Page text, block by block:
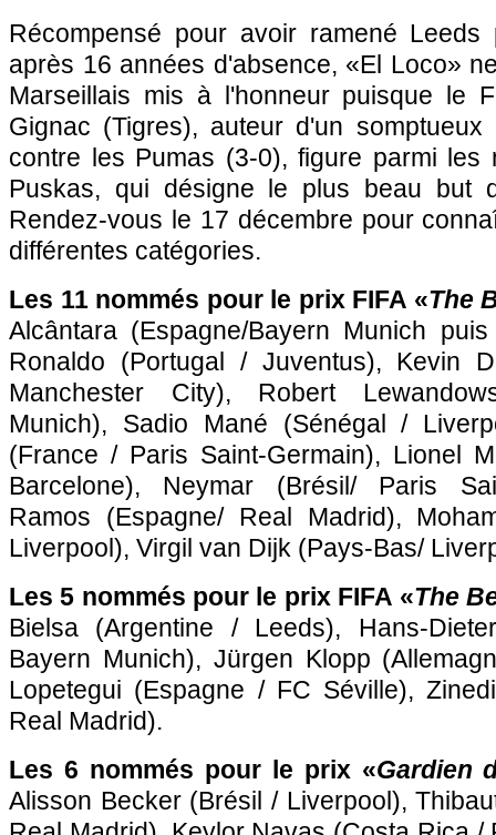
Récompensé pour avoir ramené Leeds
après 16 années d'absence, «El Loco»
Marseillais mis à l'honneur puisque le
Gignac (Tigres), auteur d'un
contre les Pumas (3-0), figure parmi les
Puskas, qui désigne le plus beau but
Rendez-vous le 17 décembre pour
différentes catégories.
Les 11 nommés pour le prix FIFA «The
Alcântara (Espagne/Bayern Munich
Ronaldo (Portugal / Juventus), Kevin
Manchester City), Robert
Munich), Sadio Mané (Sénégal /
(France / Paris Saint-Germain), Lionel
Barcelone), Neymar (Brésil/ Paris
Ramos (Espagne/ Real Madrid),
Liverpool), Virgil van Dijk (Pays-Bas/
Les 5 nommés pour le prix FIFA «The
Bielsa (Argentine / Leeds), Hans-
Bayern Munich), Jürgen Klopp
Lopetegui (Espagne / FC Séville),
Real Madrid).
Les 6 nommés pour le prix «Gardien
Alisson Becker (Brésil / Liverpool),